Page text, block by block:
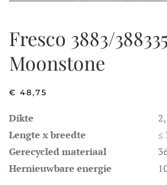
Fresco 3883/388335
Moonstone
€ 48,75
Dikte
Lengte x breedte
≤
Gerecycled materiaal
Hernieuwbare energie